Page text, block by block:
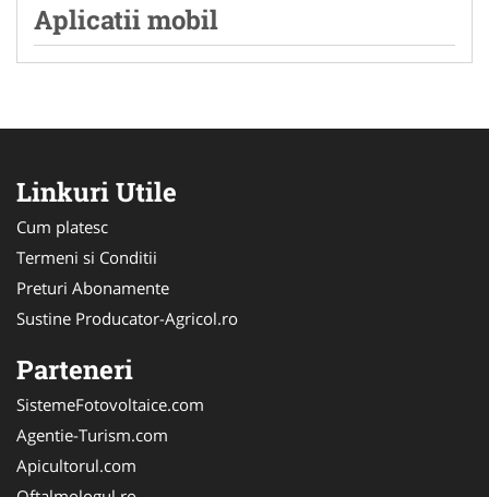
Aplicatii mobil
Linkuri Utile
Cum platesc
Termeni si Conditii
Preturi Abonamente
Sustine Producator-Agricol.ro
Parteneri
SistemeFotovoltaice.com
Agentie-Turism.com
Apicultorul.com